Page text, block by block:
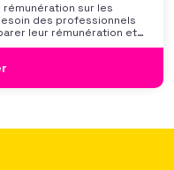
sur les
des professionnels
leur rémunération et à
à une préoccupation
majeur,